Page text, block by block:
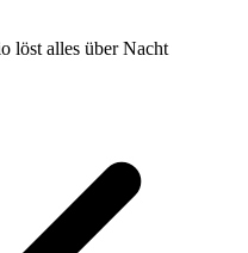
löst alles über Nacht